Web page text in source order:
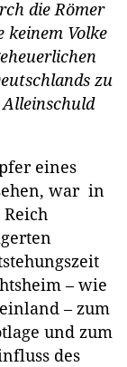
die Römer
keinem Volke
zu
eines
war in
– wie
– zum
und zum
des